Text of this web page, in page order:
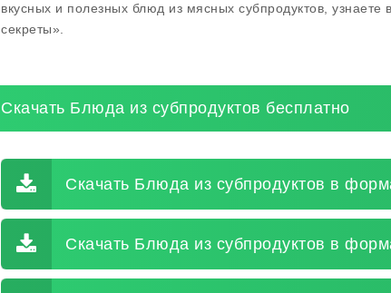
вкусных и полезных блюд из мясных субпродуктов,
секреты».
Скачать Блюда из субпродуктов бесплатно
Скачать Блюда из субпродуктов в
Скачать Блюда из субпродуктов в